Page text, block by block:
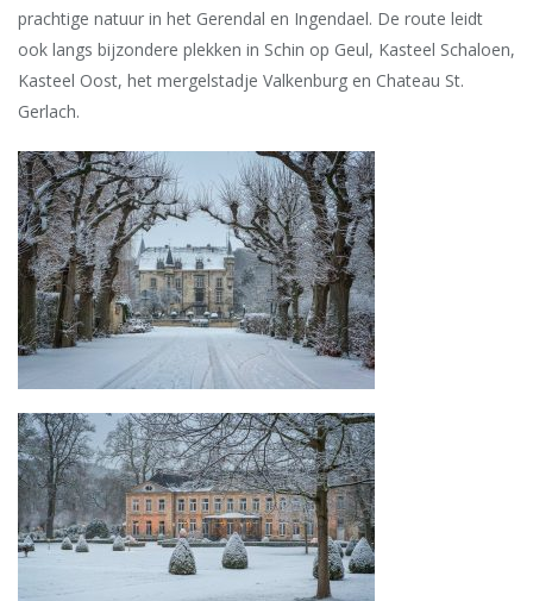
prachtige natuur in het Gerendal en Ingendael. De route leidt
ook langs bijzondere plekken in Schin op Geul, Kasteel Schaloen,
Kasteel Oost, het mergelstadje Valkenburg en Chateau St.
Gerlach.